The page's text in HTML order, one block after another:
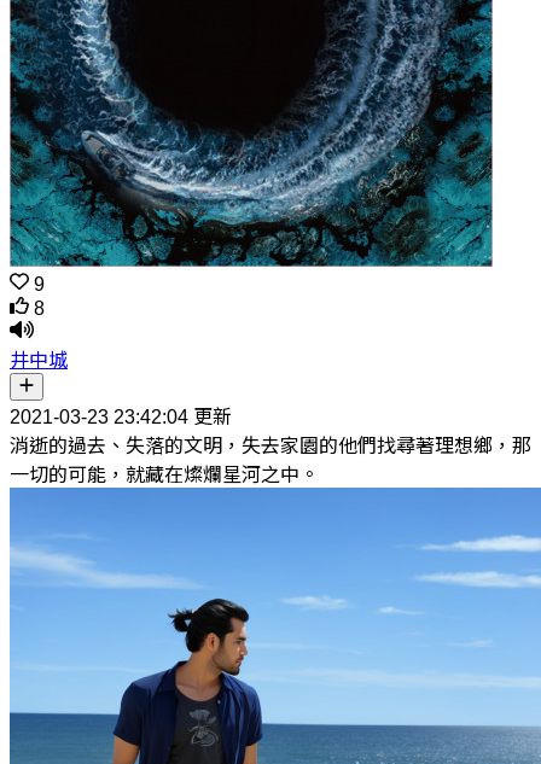
9
8
井中城
2021-03-23 23:42:04 更新
消逝的過去、失落的文明，失去家園的他們找尋著理想鄉，那
一切的可能，就藏在燦爛星河之中。